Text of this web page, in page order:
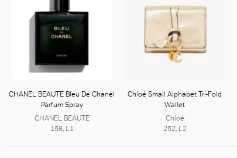
CHANEL BEAUTÉ Bleu De Chanel
Parfum Spray
CHANEL BEAUTÉ
158, L1
Chloé Small Alphabet Tri-Fold
Wallet
Chloé
252, L2